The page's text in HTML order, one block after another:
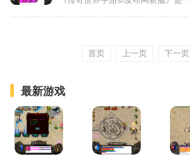
首页 上一页 下一页
最新游戏